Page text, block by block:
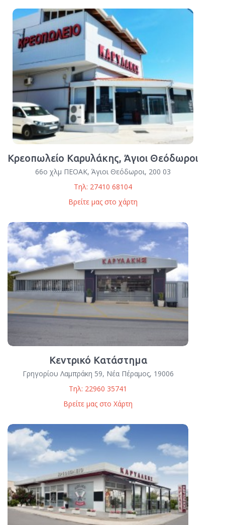
Κρεοπωλείο Καρυλάκης, Άγιοι Θεόδωροι
66ο χλμ ΠΕΟΑΚ, Άγιοι Θεόδωροι, 200 03
Τηλ: 27410 68104
Βρείτε μας στο χάρτη
Κεντρικό Κατάστημα
Γρηγορίου Λαμπράκη 59, Νέα Πέραμος, 19006
Τηλ: 22960 35741
Βρείτε μας στο Χάρτη